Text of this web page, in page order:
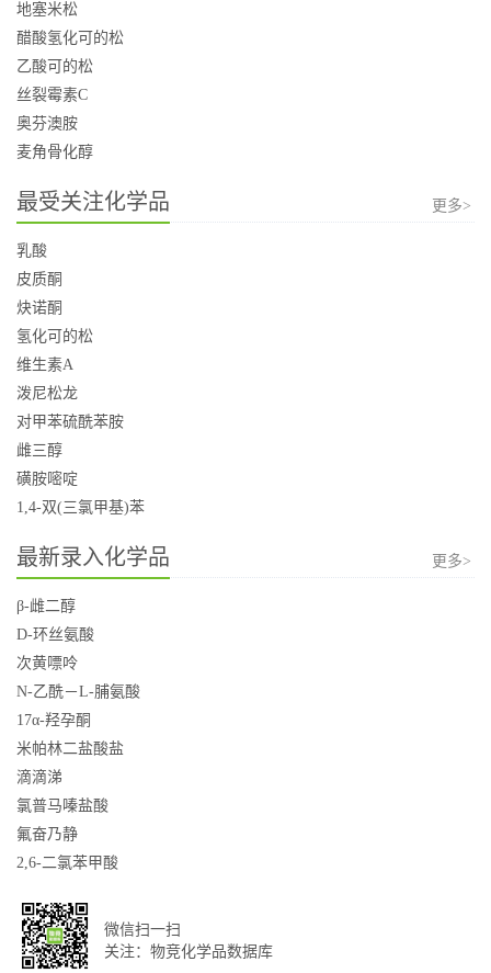
地塞米松
醋酸氢化可的松
乙酸可的松
丝裂霉素C
奥芬澳胺
麦角骨化醇
最受关注化学品 更多>
乳酸
皮质酮
炔诺酮
氢化可的松
维生素A
泼尼松龙
对甲苯硫酰苯胺
雌三醇
磺胺嘧啶
1,4-双(三氯甲基)苯
最新录入化学品 更多>
β-雌二醇
D-环丝氨酸
次黄嘌呤
N-乙酰－L-脯氨酸
17α-羟孕酮
米帕林二盐酸盐
滴滴涕
氯普马嗪盐酸
氟奋乃静
2,6-二氯苯甲酸
微信扫一扫
关注：物竞化学品数据库